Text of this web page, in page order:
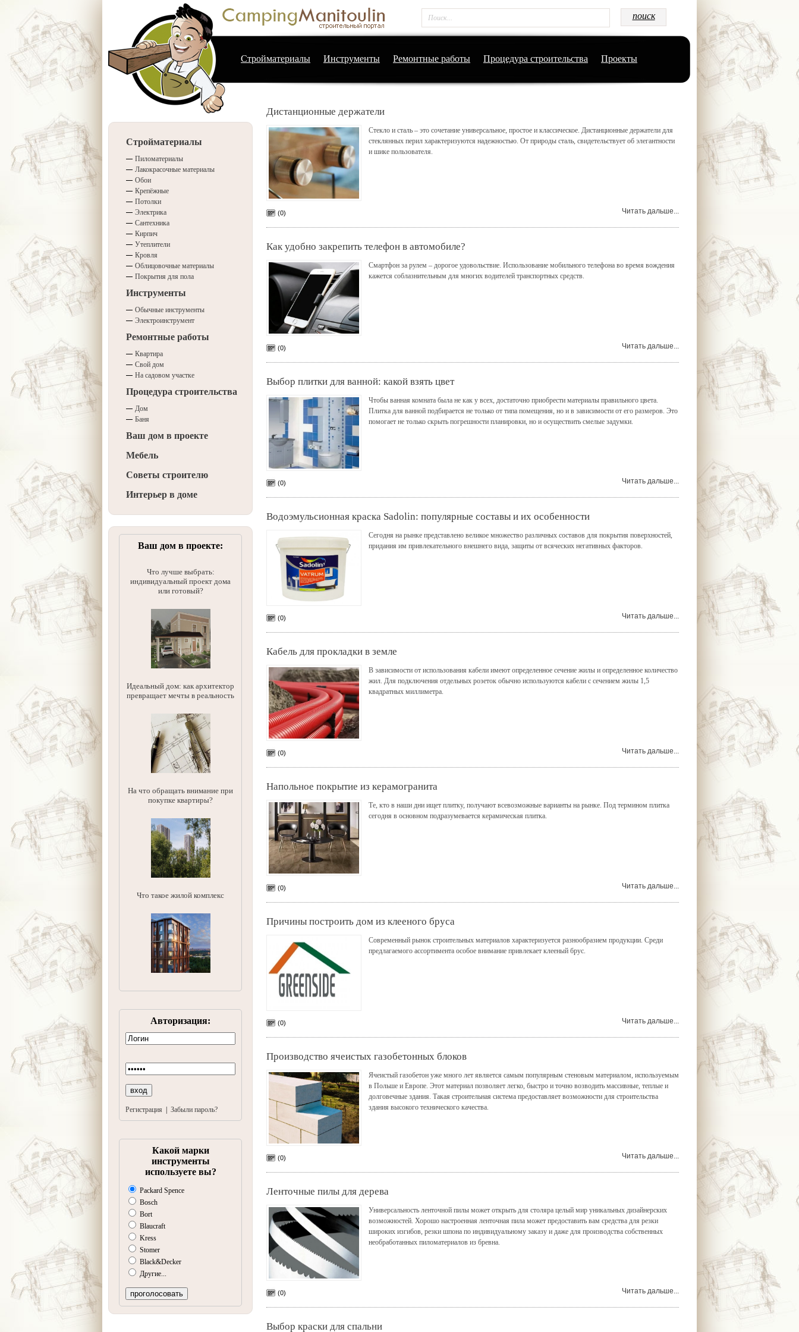
Стройматериалы Инструменты Ремонтные работы Процедура строительства Проекты
Дистанционные держатели
Стекло и сталь – это сочетание универсальное, простое и классическое. Дистанционные держатели для
стеклянных перил характеризуются надежностью. От природы сталь, свидетельствует об элегантности
и шике пользователя.
(0) Читать дальше...
Как удобно закрепить телефон в автомобиле?
Смартфон за рулем – дорогое удовольствие. Использование мобильного телефона во время вождения
кажется соблазнительным для многих водителей транспортных средств.
(0) Читать дальше...
Выбор плитки для ванной: какой взять цвет
Чтобы ванная комната была не как у всех, достаточно приобрести материалы правильного цвета.
Плитка для ванной подбирается не только от типа помещения, но и в зависимости от его размеров. Это
помогает не только скрыть погрешности планировки, но и осуществить смелые задумки.
(0) Читать дальше...
Водоэмульсионная краска Sadolin: популярные составы и их особенности
Сегодня на рынке представлено великое множество различных составов для покрытия поверхностей,
придания им привлекательного внешнего вида, защиты от всяческих негативных факторов.
(0) Читать дальше...
Кабель для прокладки в земле
В зависимости от использования кабели имеют определенное сечение жилы и определенное количество
жил. Для подключения отдельных розеток обычно используются кабели с сечением жилы 1,5
квадратных миллиметра.
(0) Читать дальше...
Напольное покрытие из керамогранита
Те, кто в наши дни ищет плитку, получают всевозможные варианты на рынке. Под термином плитка
сегодня в основном подразумевается керамическая плитка.
(0) Читать дальше...
Причины построить дом из клееного бруса
Современный рынок строительных материалов характеризуется разнообразием продукции. Среди
предлагаемого ассортимента особое внимание привлекает клееный брус.
(0) Читать дальше...
Производство ячеистых газобетонных блоков
Ячеистый газобетон уже много лет является самым популярным стеновым материалом, используемым
в Польше и Европе. Этот материал позволяет легко, быстро и точно возводить массивные, теплые и
долговечные здания. Такая строительная система предоставляет возможности для строительства
здания высокого технического качества.
(0) Читать дальше...
Ленточные пилы для дерева
Универсальность ленточной пилы может открыть для столяра целый мир уникальных дизайнерских
возможностей. Хорошо настроенная ленточная пила может предоставить вам средства для резки
широких изгибов, резки шпона по индивидуальному заказу и даже для производства собственных
необработанных пиломатериалов из бревна.
(0) Читать дальше...
Выбор краски для спальни
Стройматериалы
Пиломатериалы
Лакокрасочные материалы
Обои
Крепёжные
Потолки
Электрика
Сантехника
Кирпич
Утеплители
Кровля
Облицовочные материалы
Покрытия для пола
Инструменты
Обычные инструменты
Электроинструмент
Ремонтные работы
Квартира
Свой дом
На садовом участке
Процедура строительства
Дом
Баня
Ваш дом в проекте
Мебель
Советы строителю
Интерьер в доме
Ваш дом в проекте:
Что лучше выбрать:
индивидуальный проект дома
или готовый?
Идеальный дом: как архитектор
превращает мечты в реальность
На что обращать внимание при
покупке квартиры?
Что такое жилой комплекс
Авторизация:
Регистрация Забыли пароль?
Какой марки
инструменты
используете вы?
Packard Spence
Bosch
Bort
Blaucraft
Kress
Stomer
Black&Decker
Другие...